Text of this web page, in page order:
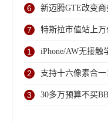
电系”
6 新迈腾GTE改变
7 特斯拉市值站上
“自动驾驶”上做空
1 iPhone/AW无接触
拉大学
2 支持十六像素合
索尼IMX 700传感
3 30多万预算不买